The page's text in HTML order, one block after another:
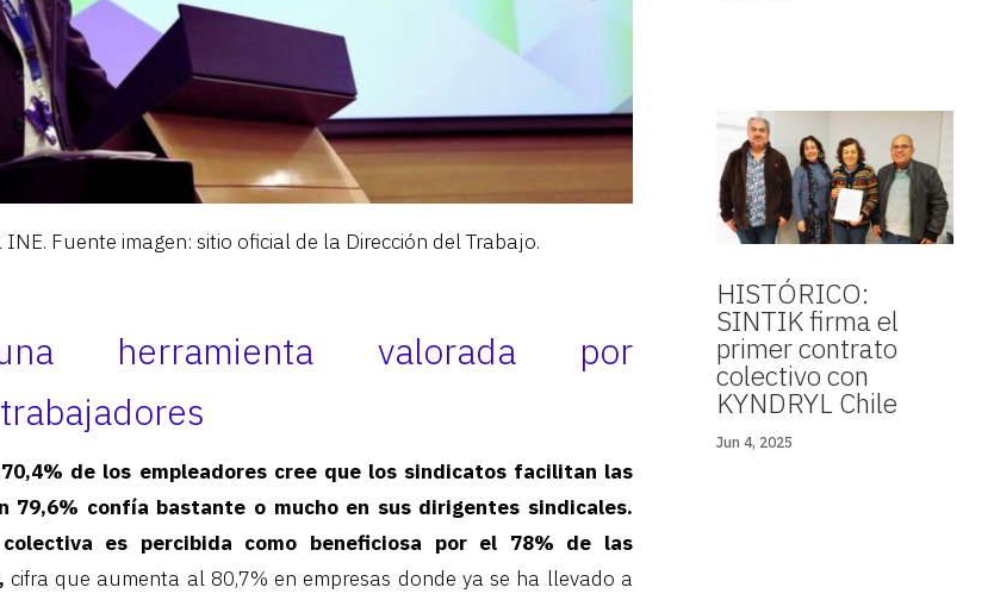
Fuente imagen: sitio oficial de la Dirección del Trabajo.
herramienta valorada por
de los empleadores cree que los sindicatos facilitan las
79,6% confía bastante o mucho en sus dirigentes sindicales.
es percibida como beneficiosa por el 78% de las
cifra que aumenta al 80,7% en empresas donde ya se ha llevado a
HISTÓRICO:
SINTIK firma el
primer contrato
colectivo con
KYNDRYL Chile
Jun 4, 2025